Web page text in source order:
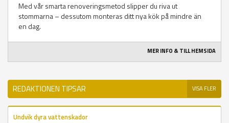
Med vår smarta renoveringsmetod slipper du riva ut
stommarna – dessutom monteras ditt nya kök på mindre än
en dag.
MER INFO & TILL HEMSIDA
REDAKTIONEN TIPSAR VISA FLER
Undvik dyra vattenskador